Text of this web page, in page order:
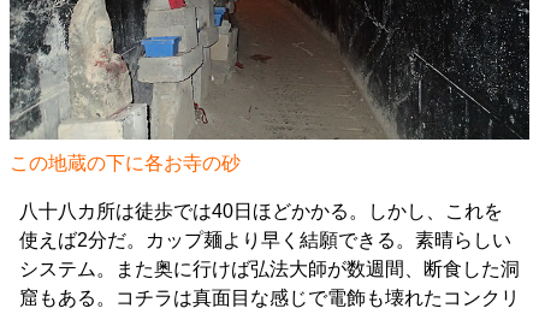
この地蔵の下に各お寺の砂
八十八カ所は徒歩では40日ほどかかる。しかし、これを
使えば2分だ。カップ麺より早く結願できる。素晴らしい
システム。また奥に行けば弘法大師が数週間、断食した洞
窟もある。コチラは真面目な感じで電飾も壊れたコンクリ